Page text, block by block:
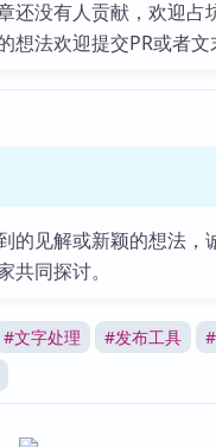
还没有人贡献，欢迎占
想法欢迎提交PR或者文
的见解或新颖的想法，
共同探讨。
#文字处理 #发布工具 #